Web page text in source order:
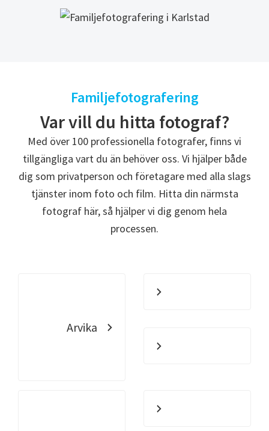
Familjefotografering
Var vill du hitta fotograf?
Med över 100 professionella fotografer, finns vi
tillgängliga vart du än behöver oss. Vi hjälper både
dig som privatperson och företagare med alla slags
tjänster inom foto och film. Hitta din närmsta
fotograf här, så hjälper vi dig genom hela
processen.
Arvika